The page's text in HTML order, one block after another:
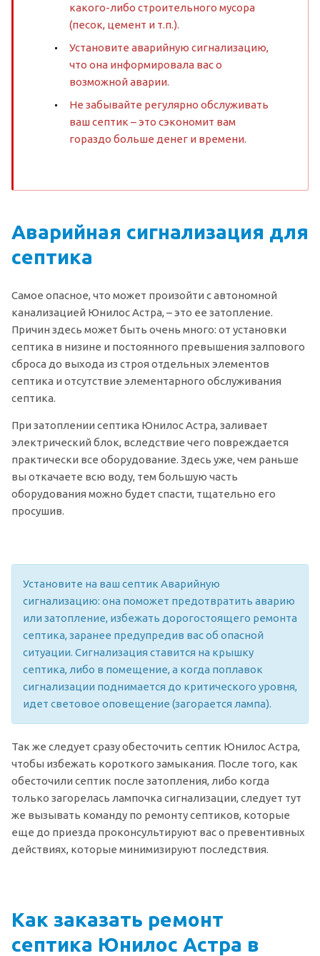
какого-либо строительного мусора
(песок, цемент и т.п.).
Установите аварийную сигнализацию,
что она информировала вас о
возможной аварии.
Не забывайте регулярно обслуживать
ваш септик – это сэкономит вам
гораздо больше денег и времени.
Аварийная сигнализация для
септика
Самое опасное, что может произойти с автономной
канализацией Юнилос Астра, – это ее затопление.
Причин здесь может быть очень много: от установки
септика в низине и постоянного превышения залпового
сброса до выхода из строя отдельных элементов
септика и отсутствие элементарного обслуживания
септика.
При затоплении септика Юнилос Астра, заливает
электрический блок, вследствие чего повреждается
практически все оборудование. Здесь уже, чем раньше
вы откачаете всю воду, тем большую часть
оборудования можно будет спасти, тщательно его
просушив.
Установите на ваш септик Аварийную
сигнализацию: она поможет предотвратить аварию
или затопление, избежать дорогостоящего ремонта
септика, заранее предупредив вас об опасной
ситуации. Сигнализация ставится на крышку
септика, либо в помещение, а когда поплавок
сигнализации поднимается до критического уровня,
идет световое оповещение (загорается лампа).
Так же следует сразу обесточить септик Юнилос Астра,
чтобы избежать короткого замыкания. После того, как
обесточили септик после затопления, либо когда
только загорелась лампочка сигнализации, следует тут
же вызывать команду по ремонту септиков, которые
еще до приезда проконсультируют вас о превентивных
действиях, которые минимизируют последствия.
Как заказать ремонт
септика Юнилос Астра в